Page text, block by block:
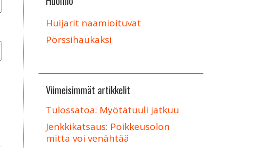
Huijarit naamioituvat
Pörssihaukaksi
Viimeisimmät artikkelit
Tulossatoa: Myötätuuli jatkuu
Jenkkikatsaus: Poikkeusolon
mitta voi venähtää